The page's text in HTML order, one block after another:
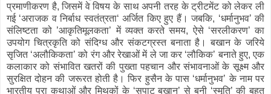
प्रमाणीकरण है, जिसमें वे विषय के साथ अपनी तरह के ट्रीटमेंट को लेकर ली
गई ‘अराजक व निर्बाध स्वतंत्रता‘ अर्जित किए हुए हैं। जबकि, ‘धर्मानुभव’ की
संलिष्टता को ’आकृतिमूलकता’ में व्यक्त करते समय, ऐसे ‘सरलीकरण’ का
उपयोग चित्रकृति को संदिग्ध और संकटग्रस्त बनाता है। बखान के जरिये
सृजित ‘अलौकिकता’ को रंग और रेखाओं में ले जा कर ‘लौकिक’ बनाते हुए, एक
कलाकार को संभावित खतरों की पुख्ता पहचान और संभावनाओं के सूक्ष्म और
सुरक्षित दोहन की जरूरत होती है। फिर हुसैन के पास ‘धर्मानुभव’ के नाम पर
भारतीय पुरा कथाओं और मिथकों के ‘सपाट बखान’ से बनी ‘स्मृति’ की बहुत